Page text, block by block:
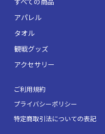
アパレル
タオル
観戦グッズ
アクセサリー
ご利用規約
プライバシーポリシー
特定商取引法についての表記